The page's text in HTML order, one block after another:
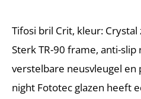
Tifosi bril Crit, kleur: Crystal
Sterk TR-90 frame, anti-
verstelbare neusvleugel en
night Fototec glazen heeft